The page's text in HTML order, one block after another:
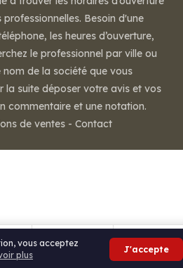
Avis
vous acceptez
plus
J'accepte
Besoin d'une
les heures d’ouverture,
le professionnel par ville ou
de la société que vous
la suite déposer votre avis et vos
commentaire et une notation.
de ventes - Contact